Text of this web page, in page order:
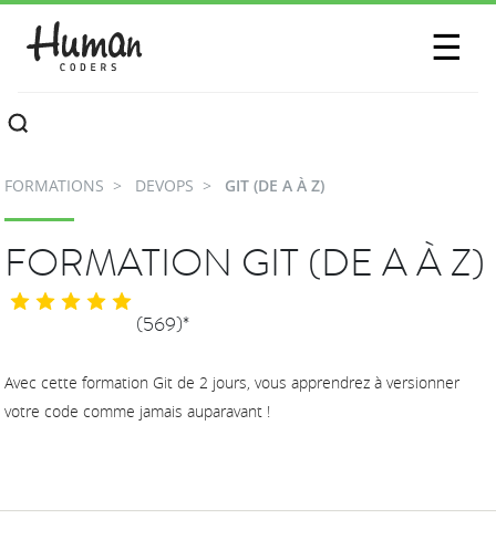
☰
CONTACTEZ-NOUS
FORMATIONS DEVOPS GIT (DE A À Z)
FORMATION GIT (DE A À Z)
(569)*
Avec cette formation Git de 2 jours, vous apprendrez à versionner
votre code comme jamais auparavant !